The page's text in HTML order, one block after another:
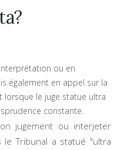
ou en
également en appel sur la
lorsque le juge statue ultra
constante.
jugement ou interjeter
Tribunal a statué "ultra